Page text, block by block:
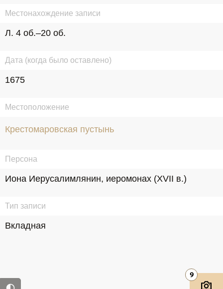
Местонахождение записи
Л. 4 об.–20 об.
Дата (когда было оставлено)
1675
Местоположение
Крестомаровская пустынь
Персона
Иона Иерусалимлянин, иеромонах (XVII в.)
Тип записи
Вкладная
9